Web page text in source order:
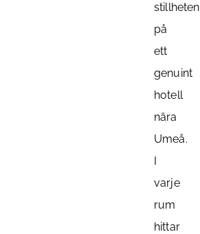
stillheten
på
ett
genuint
hotell
nära
Umeå.
I
varje
rum
hittar